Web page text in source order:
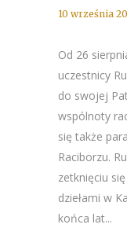
10 września
Od 26
uczestnicy
do swojej
wspólnoty
się także
Raciborzu.
zetknięciu
dziełami w
końca lat...